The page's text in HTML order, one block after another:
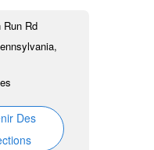
Run Rd
Des